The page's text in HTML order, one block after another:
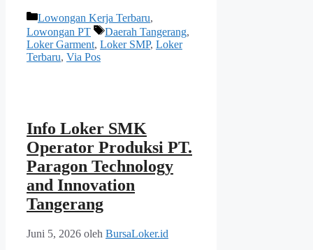
Kategori
Lowongan Kerja Terbaru,
Lowongan PT
Tag
Daerah Tangerang,
Loker Garment, Loker SMP, Loker
Terbaru, Via Pos
Info Loker SMK
Operator Produksi PT.
Paragon Technology
and Innovation
Tangerang
Juni 5, 2026 oleh BursaLoker.id